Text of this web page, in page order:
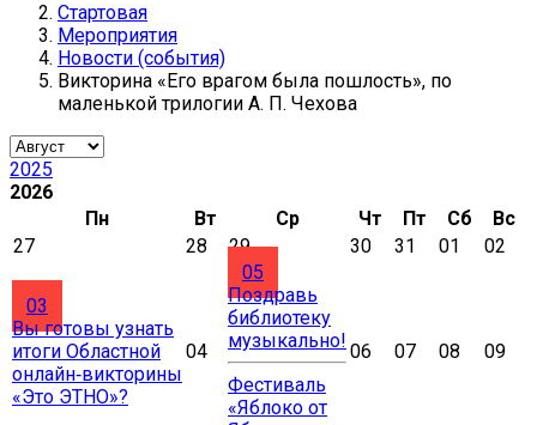
Стартовая
Мероприятия
Новости (события)
Викторина «Его врагом была пошлость», по
маленькой трилогии А. П. Чехова
2025
2026
Пн
Вт Ср Чт Пт Сб
Вс
27
28 29 30 31 01 02
03
Вы готовы узнать
итоги Областной
онлайн‑викторины
«Это ЭТНО»?
04
05
Поздравь
библиотеку
музыкально!
Фестиваль
«Яблоко от
06 07 08 09